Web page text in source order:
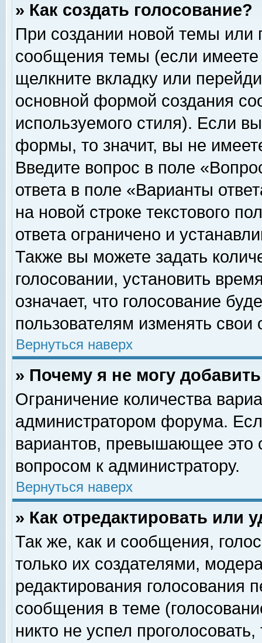
» Как создать голосование?
При создании новой темы или
сообщения темы (если
щелкните вкладку или
основной формой создания
используемого стиля). Если
формы, то значит, вы не
Введите вопрос в поле
ответа в поле «Варианты
на новой строке текстового
ответа ограничено и
Также вы можете задать
голосовании, установить
означает, что голосование
пользователям изменять свои
Вернуться наверх
» Почему я не могу
Ограничение количества
администратором форума.
вариантов, превышающее это
вопросом к администратору.
Вернуться наверх
» Как отредактировать или
Так же, как и сообщения,
только их создателями,
редактирования голосования
сообщения в теме
никто не успел